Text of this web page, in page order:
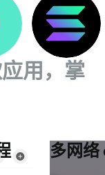
用，掌
多网络